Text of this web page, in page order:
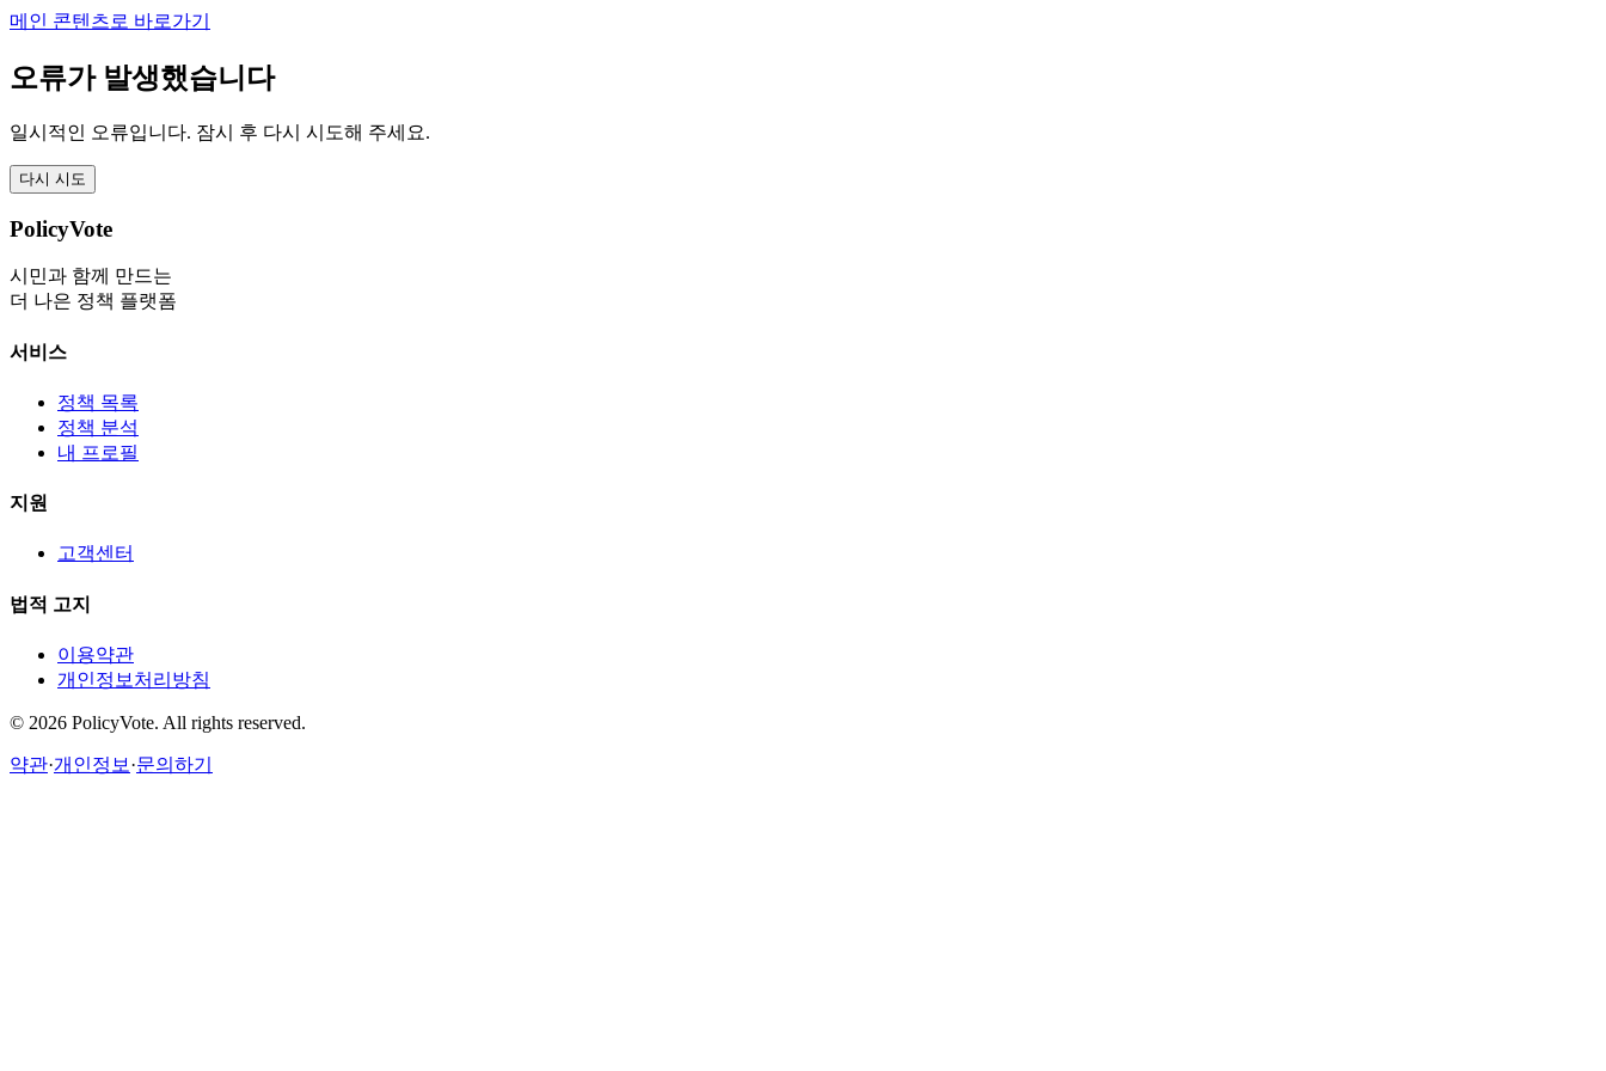
메인 콘텐츠로 바로가기
오류가 발생했습니다
일시적인 오류입니다. 잠시 후 다시 시도해 주세요.
다시 시도
PolicyVote
시민과 함께 만드는
더 나은 정책 플랫폼
서비스
정책 목록
정책 분석
내 프로필
지원
고객센터
법적 고지
이용약관
개인정보처리방침
© 2026 PolicyVote. All rights reserved.
약관·개인정보 ·문의하기